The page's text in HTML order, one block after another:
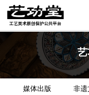
媒体出版 非遗